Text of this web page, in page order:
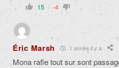
15 -4
Éric Marsh 1 année il y a
Mona rafle tout sur sont